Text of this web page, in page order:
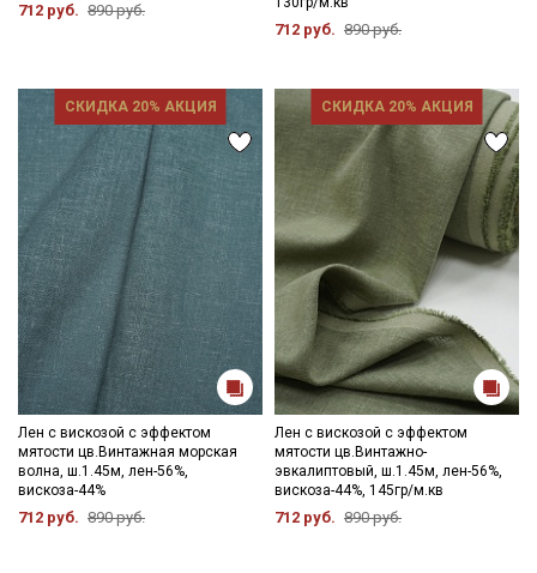
712 руб. 890 руб.
712 руб. 890 руб.
СКИДКА 20% АКЦИЯ
Лен с вискозой с эффектом
мятости цв.Винтажная морская
волна, ш.1.45м, лен-56%,
вискоза-44%
712 руб. 890 руб.
СКИДКА 20% АКЦИЯ
Лен с вискозой с эффектом
мятости цв.Винтажно-
эвкалиптовый, ш.1.45м, лен-56%,
вискоза-44%, 145гр/м.кв
712 руб. 890 руб.
данных
Даю Согласие на получение рекламных и
информационных рассылок